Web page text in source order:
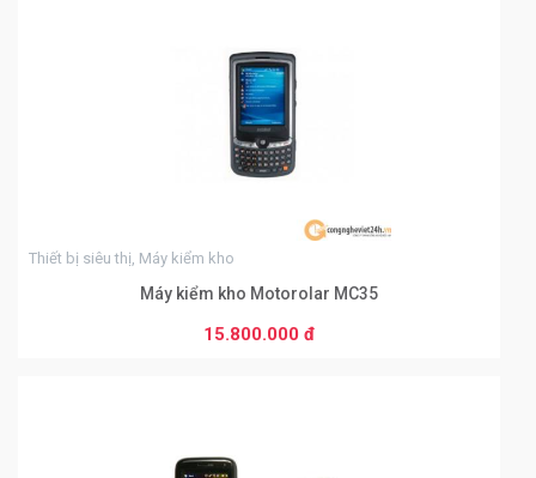
Thiết bị siêu thị, Máy kiểm kho
Máy kiểm kho Motorolar MC35
15.800.000 đ
THÊM VÀO GIỎ HÀNG